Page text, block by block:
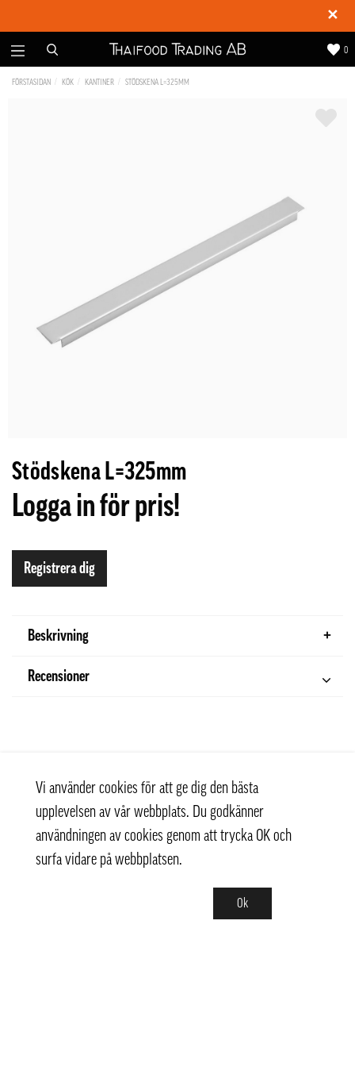
✕
0
FÖRSTASIDAN KÖK KANTINER STÖDSKENA L=325MM
Stödskena L=325mm
Logga in för pris!
Registrera dig
Beskrivning
Recensioner
Vi använder cookies för att ge dig den bästa
upplevelsen av vår webbplats. Du godkänner
användningen av cookies genom att trycka OK och
surfa vidare på webbplatsen.
Ok